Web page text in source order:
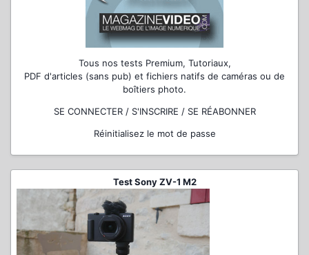
Tous nos tests Premium, Tutoriaux,
PDF d'articles (sans pub) et fichiers natifs de caméras ou de
boîtiers photo.
SE CONNECTER / S'INSCRIRE / SE RÉABONNER
Réinitialisez le mot de passe
Test Sony ZV-1 M2